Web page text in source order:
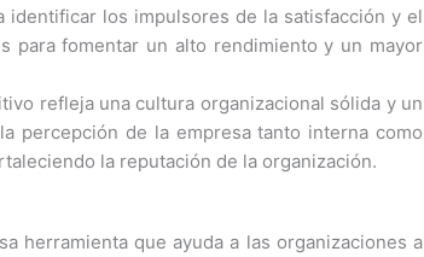
identificar los impulsores de la satisfacción y el
para fomentar un alto rendimiento y un mayor
refleja una cultura organizacional sólida y un
percepción de la empresa tanto interna como
la reputación de la organización.
herramienta que ayuda a las organizaciones a